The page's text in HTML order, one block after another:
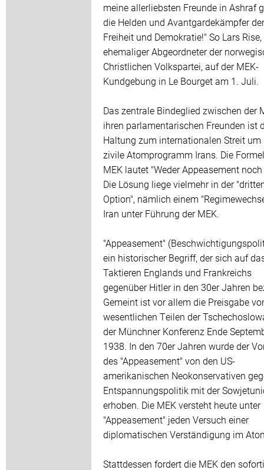
meine allerliebsten Freunde in Ashraf
die Helden und Avantgardekämpfer der
Freiheit und Demokratie!" So Lars
ehemaliger Abgeordneter der
Christlichen Volkspartei, auf der MEK-
Kundgebung in Le Bourget am 1. Juli.
Das zentrale Bindeglied zwischen der
ihren parlamentarischen Freunden ist
Haltung zum internationalen Streit um
zivile Atomprogramm Irans. Die
MEK lautet "Weder Appeasement
Die Lösung liege vielmehr in der
Option", nämlich einem
Iran unter Führung der MEK.
"Appeasement"
ein historischer Begriff, der sich auf
Taktieren Englands und Frankreichs
gegenüber Hitler in den 30er Jahren
Gemeint ist vor allem die Preisgabe
wesentlichen Teilen der
der Münchner Konferenz Ende
1938. In den 70er Jahren wurde der
des "Appeasement" von den US-
amerikanischen Neokonservativen
Entspannungspolitik mit der
erhoben. Die MEK versteht heute unter
"Appeasement" jeden Versuch einer
diplomatischen Verständigung im
Stattdessen fordert die MEK den